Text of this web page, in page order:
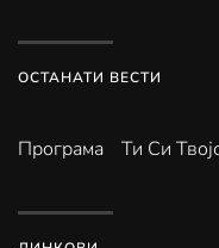
ОСТАНАТИ ВЕСТИ
Програма Ти Си